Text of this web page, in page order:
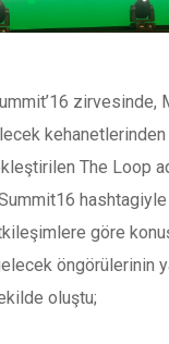
zirvesinde,
The Loop
göre
öngörülerinin
oluştu;